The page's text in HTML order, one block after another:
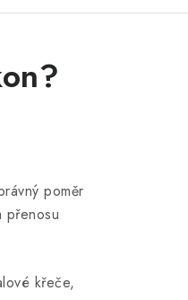
poměr
přenosu
křeče,